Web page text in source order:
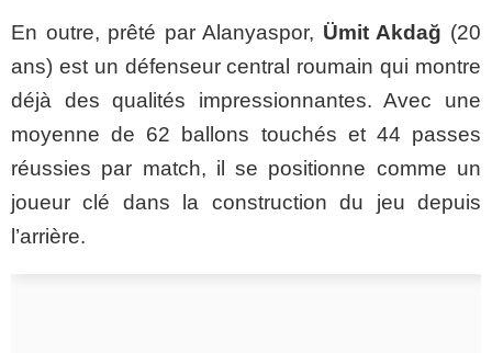
En outre, prêté par Alanyaspor, Ümit Akdağ (20
ans) est un défenseur central roumain qui montre
déjà des qualités impressionnantes. Avec une
moyenne de 62 ballons touchés et 44 passes
réussies par match, il se positionne comme un
joueur clé dans la construction du jeu depuis
l’arrière.